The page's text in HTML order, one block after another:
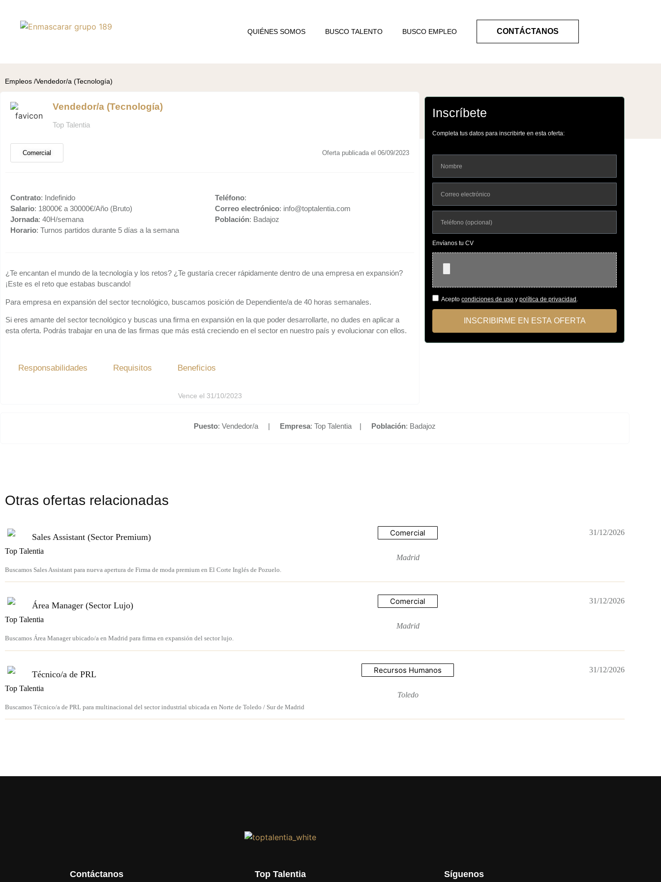
QUIÉNES SOMOS BUSCO TALENTO BUSCO EMPLEO CONTÁCTANOS
Empleos /Vendedor/a (Tecnología)
Vendedor/a (Tecnología)
Top Talentia
Comercial Oferta publicada el 06/09/2023
Contrato: Indefinido
Salario: 18000€ a 30000€/Año (Bruto)
Jornada: 40H/semana
Horario: Turnos partidos durante 5 días a la semana
Teléfono:
Correo electrónico: info@toptalentia.com
Población: Badajoz
¿Te encantan el mundo de la tecnología y los retos? ¿Te gustaría crecer rápidamente dentro de una empresa en expansión?
¡Este es el reto que estabas buscando!
Para empresa en expansión del sector tecnológico, buscamos posición de Dependiente/a de 40 horas semanales.
Si eres amante del sector tecnológico y buscas una firma en expansión en la que poder desarrollarte, no dudes en aplicar a
esta oferta. Podrás trabajar en una de las firmas que más está creciendo en el sector en nuestro país y evolucionar con ellos.
Responsabilidades Requisitos Beneficios
Vence el 31/10/2023
Inscríbete
Completa tus datos para inscribirte en esta oferta:
Envíanos tu CV
Aceptocondiciones de uso ypolítica de privacidad .
INSCRIBIRME EN ESTA OFERTA
Puesto: Vendedor/a | Empresa: Top Talentia | Población: Badajoz
Otras ofertas relacionadas
Sales Assistant (Sector Premium)
Top Talentia
Buscamos Sales Assistant para nueva apertura de Firma de moda premium en El Corte Inglés de Pozuelo.
Comercial
Madrid
31/12/2026
Área Manager (Sector Lujo)
Top Talentia
Buscamos Área Manager ubicado/a en Madrid para firma en expansión del sector lujo.
Comercial
Madrid
31/12/2026
Técnico/a de PRL
Top Talentia
Buscamos Técnico/a de PRL para multinacional del sector industrial ubicada en Norte de Toledo / Sur de Madrid
Recursos Humanos
Toledo
31/12/2026
Contáctanos Top Talentia Síguenos